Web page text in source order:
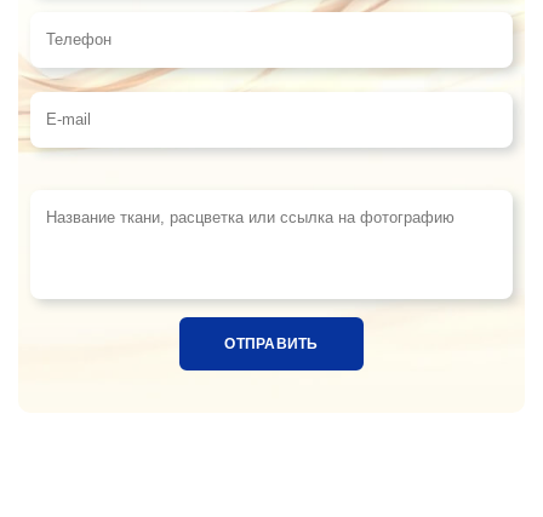
Телефон
E-mail